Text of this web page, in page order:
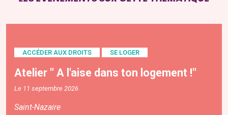
ACCÉDER AUX DROITS SE LOGER
Atelier " A l'aise dans ton logement !"
Le 11 septembre 2026
Saint-Nazaire